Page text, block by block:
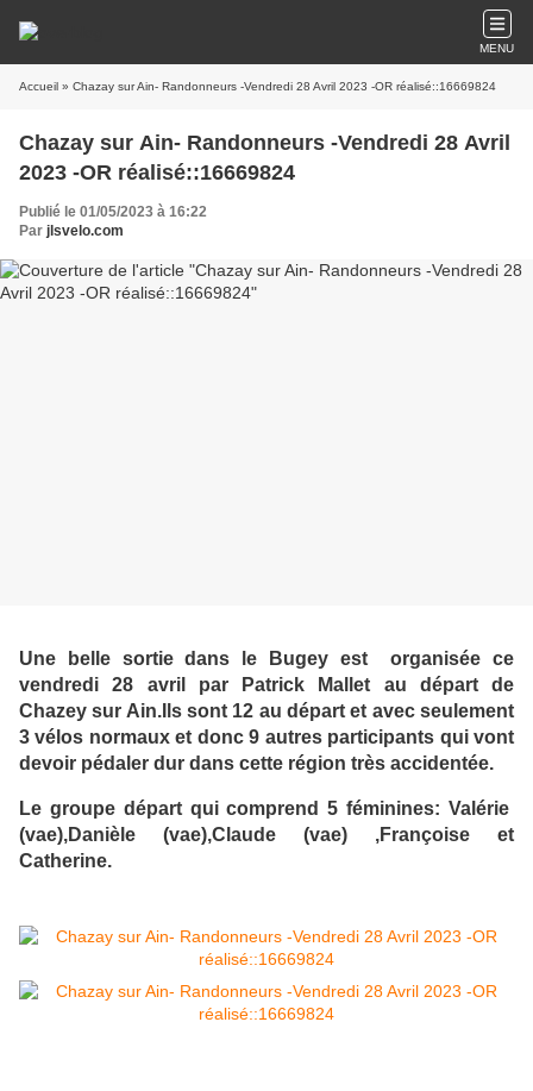
MENU
Accueil » Chazay sur Ain- Randonneurs -Vendredi 28 Avril 2023 -OR réalisé::16669824
Chazay sur Ain- Randonneurs -Vendredi 28 Avril
2023 -OR réalisé::16669824
Publié le 01/05/2023 à 16:22
Par jlsvelo.com
Une belle sortie dans le Bugey est organisée ce
vendredi 28 avril par Patrick Mallet au départ de
Chazey sur Ain.Ils sont 12 au départ et avec seulement
3 vélos normaux et donc 9 autres participants qui vont
devoir pédaler dur dans cette région très accidentée.
Le groupe départ qui comprend 5 féminines: Valérie
(vae),Danièle (vae),Claude (vae) ,Françoise et
Catherine.